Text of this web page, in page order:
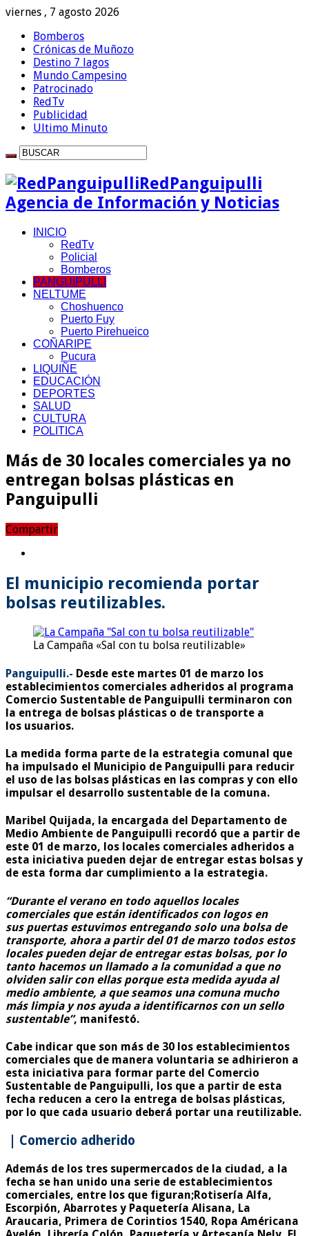
viernes , 7 agosto 2026
Bomberos
Crónicas de Muñozo
Destino 7 lagos
Mundo Campesino
Patrocinado
RedTv
Publicidad
Ultimo Minuto
RedPanguipulli
Agencia de Información y Noticias
INICIO
RedTv
Policial
Bomberos
PANGUIPULLI
NELTUME
Choshuenco
Puerto Fuy
Puerto Pirehueico
COÑARIPE
Pucura
LIQUIÑE
EDUCACIÓN
DEPORTES
SALUD
CULTURA
POLITICA
Más de 30 locales comerciales ya no
entregan bolsas plásticas en
Panguipulli
Compartir
El municipio recomienda portar
bolsas reutilizables.
La Campaña «Sal con tu bolsa reutilizable»
Panguipulli.- Desde este martes 01 de marzo los
establecimientos comerciales adheridos al programa
Comercio Sustentable de Panguipulli terminaron con
la entrega de bolsas plásticas o de transporte a
los usuarios.
La medida forma parte de la estrategia comunal que
ha impulsado el Municipio de Panguipulli para reducir
el uso de las bolsas plásticas en las compras y con ello
impulsar el desarrollo sustentable de la comuna.
Maribel Quijada, la encargada del Departamento de
Medio Ambiente de Panguipulli recordó que a partir de
este 01 de marzo, los locales comerciales adheridos a
esta iniciativa pueden dejar de entregar estas bolsas y
de esta forma dar cumplimiento a la estrategia.
“Durante el verano en todo aquellos locales
comerciales que están identificados con logos en
sus puertas estuvimos entregando solo una bolsa de
transporte, ahora a partir del 01 de marzo todos estos
locales pueden dejar de entregar estas bolsas, por lo
tanto hacemos un llamado a la comunidad a que no
olviden salir con ellas porque esta medida ayuda al
medio ambiente, a que seamos una comuna mucho
más limpia y nos ayuda a identificarnos con un sello
sustentable”, manifestó.
Cabe indicar que son más de 30 los establecimientos
comerciales que de manera voluntaria se adhirieron a
esta iniciativa para formar parte del Comercio
Sustentable de Panguipulli, los que a partir de esta
fecha reducen a cero la entrega de bolsas plásticas,
por lo que cada usuario deberá portar una reutilizable.
| Comercio adherido
Además de los tres supermercados de la ciudad, a la
fecha se han unido una serie de establecimientos
comerciales, entre los que figuran;Rotisería Alfa,
Escorpión, Abarrotes y Paquetería Alisana, La
Araucaria, Primera de Corintios 1540, Ropa Américana